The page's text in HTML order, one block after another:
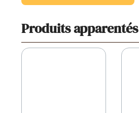
Produits apparentés